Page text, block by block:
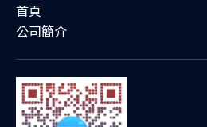
首頁
公司簡介